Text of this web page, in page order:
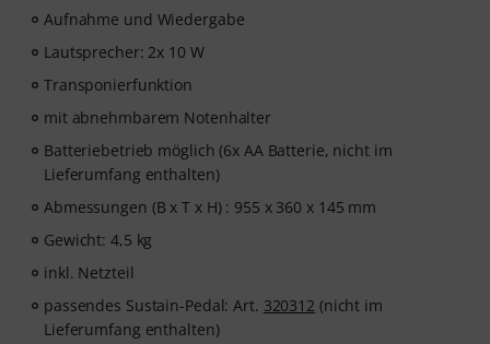
Aufnahme und Wiedergabe
Lautsprecher: 2x 10 W
Transponierfunktion
mit abnehmbarem Notenhalter
Batteriebetrieb möglich (6x AA Batterie, nicht im
Lieferumfang enthalten)
Abmessungen (B x T x H) : 955 x 360 x 145 mm
Gewicht: 4,5 kg
inkl. Netzteil
passendes Sustain-Pedal: Art. 320312 (nicht im
Lieferumfang enthalten)